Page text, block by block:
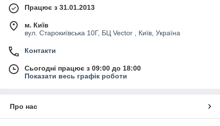
Працює з 31.01.2013
м. Київ
вул. Старокиївська 10Г, БЦ Vector , Київ, Україна
Контакти
Сьогодні працює з 09:00 до 18:00
Показати весь графік роботи
Про нас